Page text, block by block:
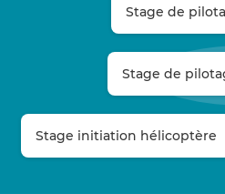
Stage de
Stage de
Stage initiation hélicoptère